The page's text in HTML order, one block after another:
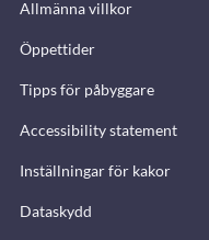
Allmänna villkor
Öppettider
Tipps för påbyggare
Accessibility statement
Inställningar för kakor
Dataskydd